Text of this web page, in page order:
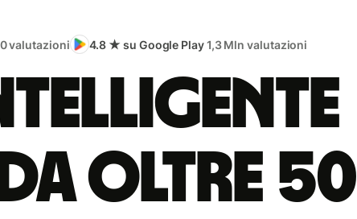
valutazioni 4.8 ★ su Google Play1,3 Mln valutazioni
oltre 50